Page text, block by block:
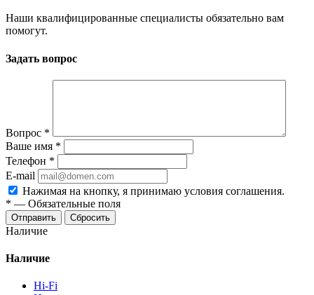
Наши квалифицированные специалисты обязательно вам
помогут.
Задать вопрос
Вопрос *
Ваше имя *
Телефон *
E-mail
Нажимая на кнопку, я принимаю условия соглашения.
* — Обязательные поля
Отправить Сбросить
Наличие
Наличие
Hi-Fi